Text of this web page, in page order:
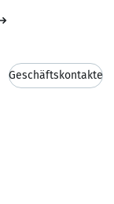
Geschäftskontakte